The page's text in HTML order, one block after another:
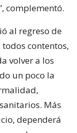
complementó.
al regreso de
todos contentos,
volver a los
un poco la
Más
dependerá